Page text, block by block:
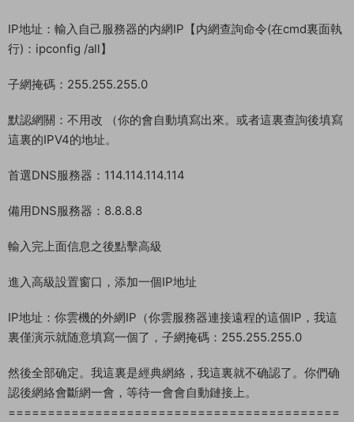
修改網絡配置：【經典網絡或物理機搭建不需要配置網絡】這裏
是，我是經典網絡，所以無需設置，但是這裏簡單給大家演示
置。
的）
使用下面的IP地址
IP地址：輸入自己服務器的内網IP【内網查詢命令(在cmd裏面執
行)：ipconfig /all】
子網掩碼：255.255.255.0
默認網關：不用改 （你的會自動填寫出來。或者這裏查詢後填寫
這裏的IPV4的地址。